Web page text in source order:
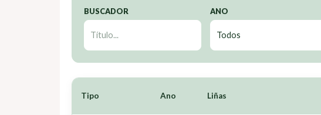
BUSCADOR ANO
Tipo Ano Liñas